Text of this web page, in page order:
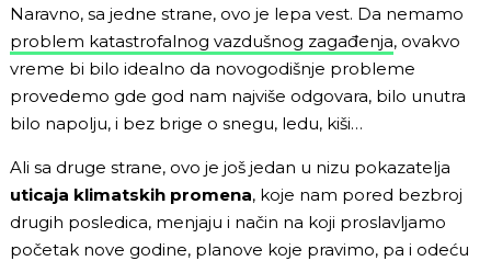
Naravno, sa jedne strane, ovo je lepa vest. Da nemamo
problem katastrofalnog vazdušnog zagađenja, ovakvo
vreme bi bilo idealno da novogodišnje probleme
provedemo gde god nam najviše odgovara, bilo unutra
bilo napolju, i bez brige o snegu, ledu, kiši…
Ali sa druge strane, ovo je još jedan u nizu pokazatelja
uticaja klimatskih promena, koje nam pored bezbroj
drugih posledica, menjaju i način na koji proslavljamo
početak nove godine, planove koje pravimo, pa i odeću